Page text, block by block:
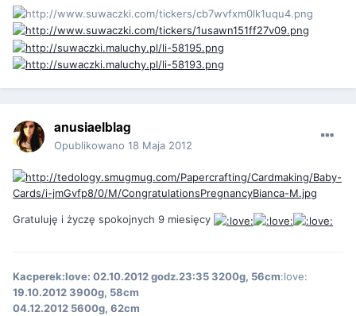
anusiaelblag
Opublikowano 18 Maja 2012
Gratuluję i życzę spokojnych 9 miesięcy
Kacperek:love: 02.10.2012 godz.23:35 3200g, 56cm:love:
19.10.2012 3900g, 58cm
04.12.2012 5600g, 62cm